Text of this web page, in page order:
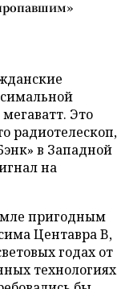
Это
радиотелескоп,
в Западной
на
пригодным
Центавра B,
годах от
технологиях